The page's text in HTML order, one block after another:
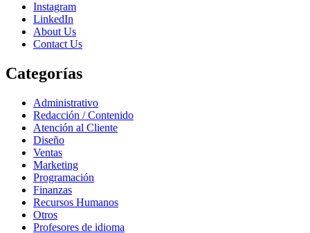
Instagram
LinkedIn
About Us
Contact Us
Categorías
Administrativo
Redacción / Contenido
Atención al Cliente
Diseño
Ventas
Marketing
Programación
Finanzas
Recursos Humanos
Otros
Profesores de idioma